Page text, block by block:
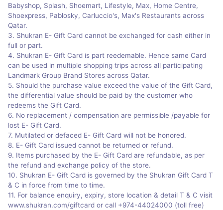
Babyshop, Splash, Shoemart, Lifestyle, Max, Home Centre,
Shoexpress, Pablosky, Carluccio's, Max's Restaurants across
Qatar.
3. Shukran E- Gift Card cannot be exchanged for cash either in
full or part.
4. Shukran E- Gift Card is part reedemable. Hence same Card
can be used in multiple shopping trips across all participating
Landmark Group Brand Stores across Qatar.
5. Should the purchase value exceed the value of the Gift Card,
the differential value should be paid by the customer who
redeems the Gift Card.
6. No replacement / compensation are permissible /payable for
lost E- Gift Card.
7. Mutilated or defaced E- Gift Card will not be honored.
8. E- Gift Card issued cannot be returned or refund.
9. Items purchased by the E- Gift Card are refundable, as per
the refund and exchange policy of the store.
10. Shukran E- Gift Card is governed by the Shukran Gift Card T
& C in force from time to time.
11. For balance enquiry, expiry, store location & detail T & C visit
www.shukran.com/giftcard or call +974-44024000 (toll free)